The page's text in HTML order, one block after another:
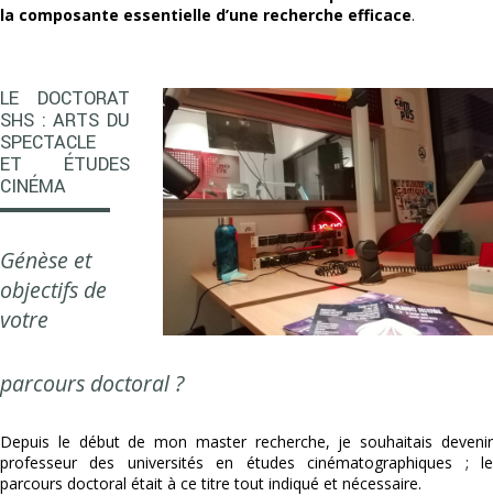
la composante essentielle d’une recherche efficace.
LE DOCTORAT
SHS : ARTS DU
SPECTACLE
ET ÉTUDES
CINÉMA
Génèse et
objectifs de
votre
parcours doctoral ?
Depuis le début de mon master recherche, je souhaitais devenir
professeur des universités en études cinématographiques ; le
parcours doctoral était à ce titre tout indiqué et nécessaire.